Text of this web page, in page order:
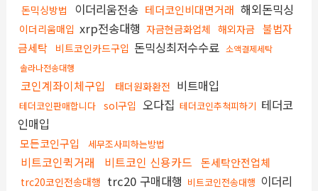
돈믹싱방법 이더리움전송 테더코인비대면거래 해외돈믹싱
이더리움매입 xrp전송대행 자금현금화업체 해외자금 불법자
금세탁 비트코인카드구입 돈믹싱최저수수료 소액결제세탁
솔라나전송대행
코인계좌이체구입 태더원화환전 비트매입
테더코인판매합니다 sol구입 오다집 테더코인추척피하기 테더코
인매입
모든코인구입 세무조사피하는방법
비트코인퀵거래 비트코인 신용카드 돈세탁안전업체
trc20코인전송대행 trc20 구매대행 비트코인전송대행 이더리